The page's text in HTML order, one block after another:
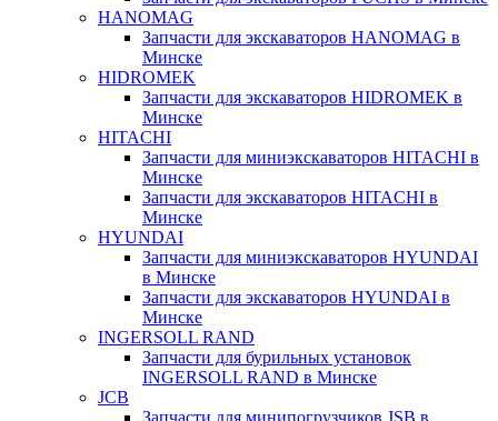
HANOMAG
Запчасти для экскаваторов HANOMAG в
Минске
HIDROMEK
Запчасти для экскаваторов HIDROMEK в
Минске
HITACHI
Запчасти для миниэкскаваторов HITACHI в
Минске
Запчасти для экскаваторов HITACHI в
Минске
HYUNDAI
Запчасти для миниэкскаваторов HYUNDAI
в Минске
Запчасти для экскаваторов HYUNDAI в
Минске
INGERSOLL RAND
Запчасти для бурильных установок
INGERSOLL RAND в Минске
JCB
Запчасти для минипогрузчиков JSB в